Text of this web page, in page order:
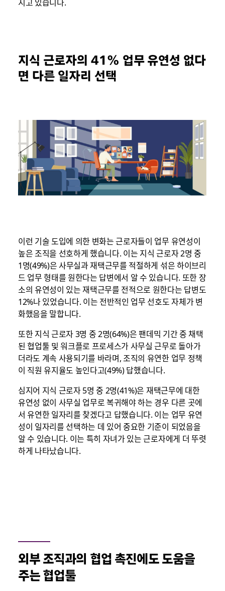
지식 근로자의 41% 업무 유연성 없다
면 다른 일자리 선택
이런 기술 도입에 의한 변화는 근로자들이 업무 유연성이
높은 조직을 선호하게 했습니다. 이는 지식 근로자 2명 중
1명(49%)은 사무실과 재택근무를 적절하게 섞은 하이브리
드 업무 형태를 원한다는 답변에서 알 수 있습니다. 또한 장
소의 유연성이 있는 재택근무를 전적으로 원한다는 답변도
12%나 있었습니다. 이는 전반적인 업무 선호도 자체가 변
화했음을 말합니다.
또한 지식 근로자 3명 중 2명(64%)은 팬데믹 기간 중 채택
된 협업툴 및 워크플로 프로세스가 사무실 근무로 돌아가
더라도 계속 사용되기를 바라며, 조직의 유연한 업무 정책
이 직원 유지율도 높인다고(49%) 답했습니다.
심지어 지식 근로자 5명 중 2명(41%)은 재택근무에 대한
유연성 없이 사무실 업무로 복귀해야 하는 경우 다른 곳에
서 유연한 일자리를 찾겠다고 답했습니다. 이는 업무 유연
성이 일자리를 선택하는 데 있어 중요한 기준이 되었음을
알 수 있습니다. 이는 특히 자녀가 있는 근로자에게 더 뚜렷
하게 나타났습니다.
외부 조직과의 협업 촉진에도 도움을
주는 협업툴